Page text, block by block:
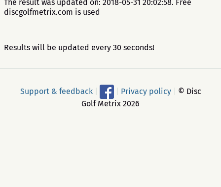
The result was updated on: 2018-05-31 20:02:58. Free
discgolfmetrix.com is used
Results will be updated every 30 seconds!
Support & feedback Privacy policy
© Disc
Golf Metrix 2026